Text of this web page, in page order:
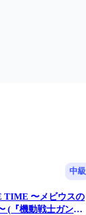
中級
TIME 〜メビウスの
(『機動戦士ガンダ